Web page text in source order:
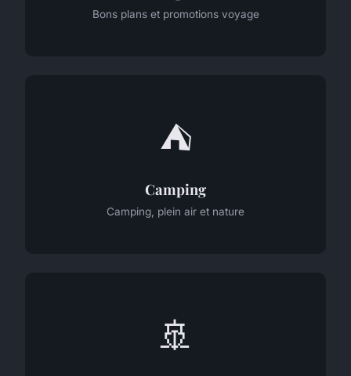
Bons plans et promotions voyage
⛺
Camping
Camping, plein air et nature
🚢